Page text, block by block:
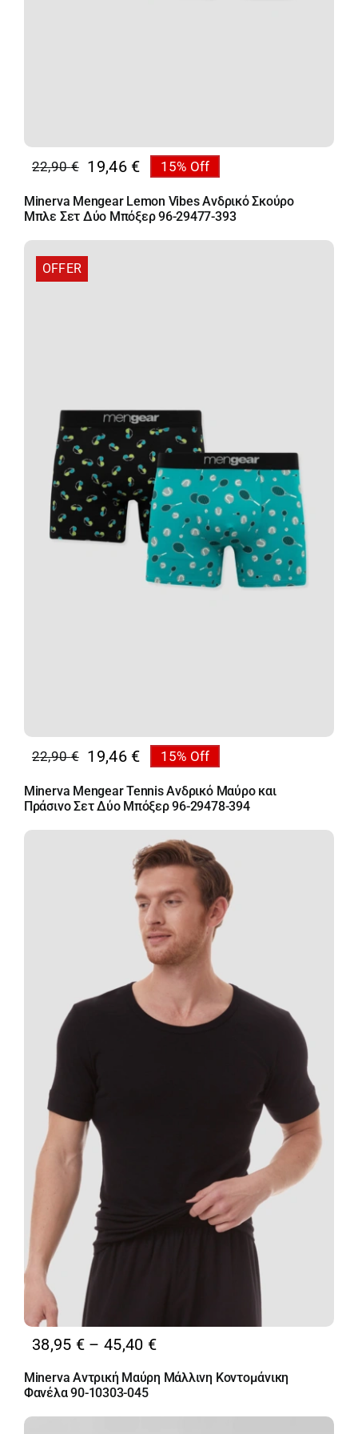
22,90€
Original
price
was:
19,46 €
Η
τρέχουσα
τιμή
19,46 €.
15% Off
Minerva Mengear Lemon Vibes Ανδρικό Σκούρο
Μπλε Σετ Δύο Μπόξερ 96-29477-393
OFFER
22,90€
Original
price
was:
19,46 €
Η
τρέχουσα
τιμή
15% Off
Minerva Mengear Tennis Ανδρικό Μαύρο και
Πράσινο Σετ Δύο Μπόξερ 96-29478-394
38,95 € – 45,40 €Price
38,95 €
45,40 €
Minerva Αντρική Μαύρη Μάλλινη Κοντομάνικη
Φανέλα 90-10303-045